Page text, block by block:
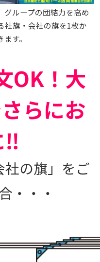
ループの団結力を高め
社旗・会社の旗を1枚か
す。
OK！大
らにお
‼
の旗」をご
・・・